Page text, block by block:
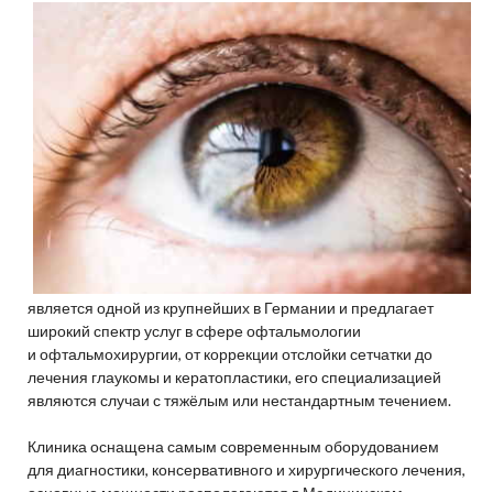
является одной из крупнейших в Германии и предлагает
широкий спектр услуг в сфере офтальмологии
и офтальмохирургии, от коррекции отслойки сетчатки до
лечения глаукомы и кератопластики, его специализацией
являются случаи с тяжёлым или нестандартным течением.
Клиника оснащена самым современным оборудованием
для диагностики, консервативного и хирургического лечения,